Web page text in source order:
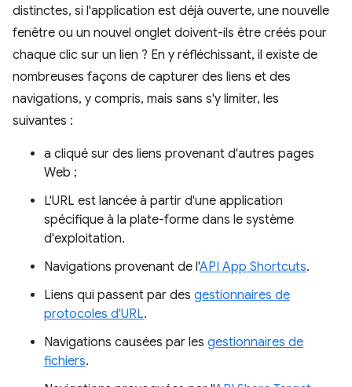
distinctes, si l'application est déjà ouverte, une nouvelle
fenêtre ou un nouvel onglet doivent-ils être créés pour
chaque clic sur un lien ? En y réfléchissant, il existe de
nombreuses façons de capturer des liens et des
navigations, y compris, mais sans s'y limiter, les
suivantes :
a cliqué sur des liens provenant d'autres pages
Web ;
L'URL est lancée à partir d'une application
spécifique à la plate-forme dans le système
d'exploitation.
Navigations provenant de l'API App Shortcuts.
Liens qui passent par des gestionnaires de
protocoles d'URL.
Navigations causées par les gestionnaires de
fichiers.